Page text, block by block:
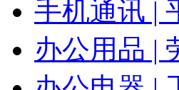
手机通讯 |
办公用品 |